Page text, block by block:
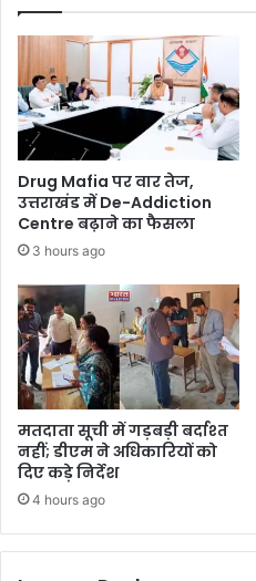
Drug Mafia पर वार तेज,
उत्तराखंड में De-Addiction
Centre बढ़ाने का फैसला
3 hours ago
मतदाता सूची में गड़बड़ी बर्दाश्त
नहीं; डीएम ने अधिकारियों को
दिए कड़े निर्देश
4 hours ago